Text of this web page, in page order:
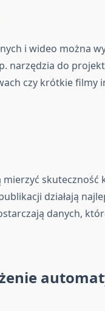
i wideo można
narzędzia do
czy krótkie filmy
działają
danych,